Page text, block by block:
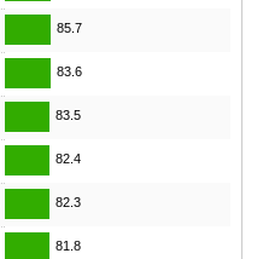
85.7
83.6
83.5
82.4
82.3
81.8